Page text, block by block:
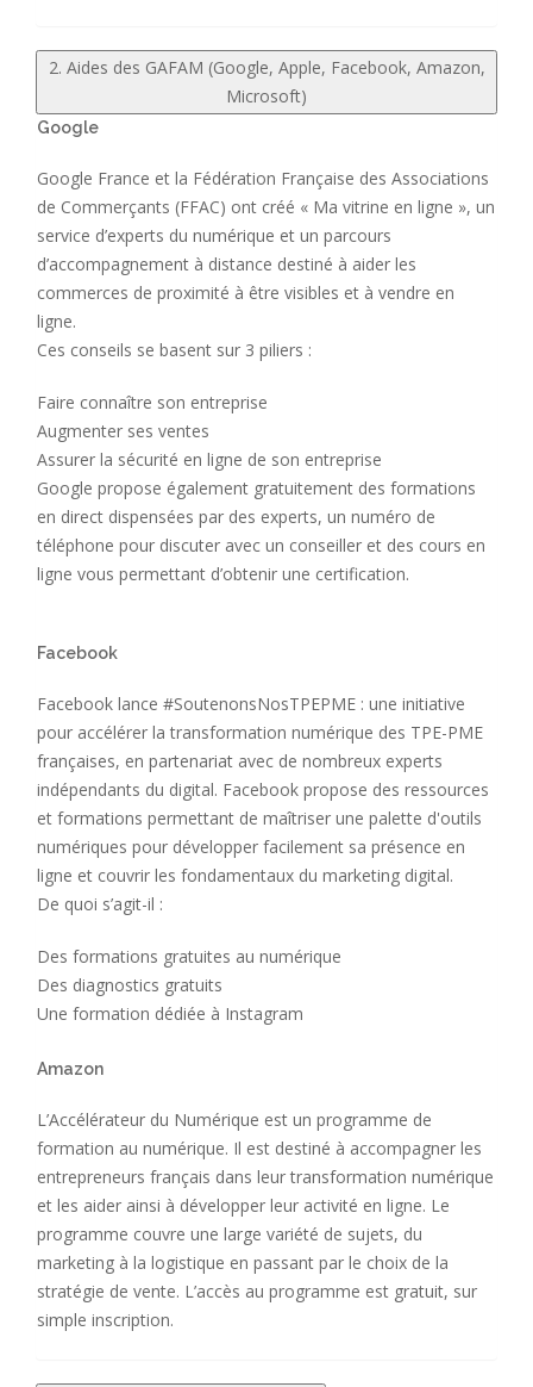
2. Aides des GAFAM (Google, Apple, Facebook, Amazon,
Microsoft)
Google
Google France et la Fédération Française des Associations
de Commerçants (FFAC) ont créé « Ma vitrine en ligne », un
service d’experts du numérique et un parcours
d’accompagnement à distance destiné à aider les
commerces de proximité à être visibles et à vendre en
ligne.
Ces conseils se basent sur 3 piliers :
Faire connaître son entreprise
Augmenter ses ventes
Assurer la sécurité en ligne de son entreprise
Google propose également gratuitement des formations
en direct dispensées par des experts, un numéro de
téléphone pour discuter avec un conseiller et des cours en
ligne vous permettant d’obtenir une certification.
Facebook
Facebook lance #SoutenonsNosTPEPME : une initiative
pour accélérer la transformation numérique des TPE-PME
françaises, en partenariat avec de nombreux experts
indépendants du digital. Facebook propose des ressources
et formations permettant de maîtriser une palette d'outils
numériques pour développer facilement sa présence en
ligne et couvrir les fondamentaux du marketing digital.
De quoi s’agit-il :
Des formations gratuites au numérique
Des diagnostics gratuits
Une formation dédiée à Instagram
Amazon
L’Accélérateur du Numérique est un programme de
formation au numérique. Il est destiné à accompagner les
entrepreneurs français dans leur transformation numérique
et les aider ainsi à développer leur activité en ligne. Le
programme couvre une large variété de sujets, du
marketing à la logistique en passant par le choix de la
stratégie de vente. L’accès au programme est gratuit, sur
simple inscription.